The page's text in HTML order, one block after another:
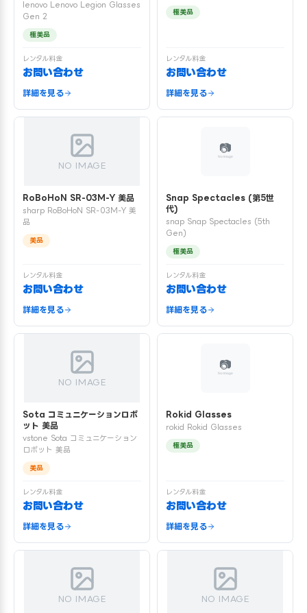
lenovo Lenovo Legion Glasses
Gen 2
極美品
レンタル料金
お問い合わせ
詳細を見る
極美品
レンタル料金
お問い合わせ
詳細を見る
NO IMAGE
RoBoHoN SR-03M-Y 美品
sharp RoBoHoN SR-03M-Y 美
品
美品
レンタル料金
お問い合わせ
詳細を見る
Snap Spectacles (第5世
代)
snap Snap Spectacles (5th
Gen)
極美品
レンタル料金
お問い合わせ
詳細を見る
NO IMAGE
Sota コミュニケーションロボ
ット 美品
vstone Sota コミュニケーション
ロボット 美品
美品
レンタル料金
お問い合わせ
詳細を見る
Rokid Glasses
rokid Rokid Glasses
極美品
レンタル料金
お問い合わせ
詳細を見る
NO IMAGE NO IMAGE